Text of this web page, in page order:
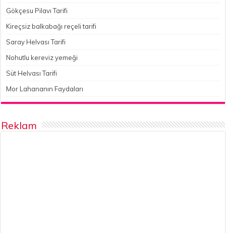
Gökçesu Pilavı Tarifi
Kireçsiz balkabağı reçeli tarifi
Saray Helvası Tarifi
Nohutlu kereviz yemeği
Süt Helvası Tarifi
Mor Lahananın Faydaları
Reklam